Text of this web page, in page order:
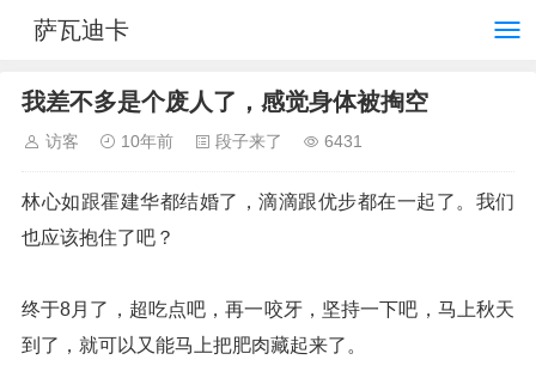
萨瓦迪卡
我差不多是个废人了，感觉身体被掏空
访客 10年前 段子来了 6431
林心如跟霍建华都结婚了，滴滴跟优步都在一起了。我们
也应该抱住了吧？
终于8月了，超吃点吧，再一咬牙，坚持一下吧，马上秋天
到了，就可以又能马上把肥肉藏起来了。